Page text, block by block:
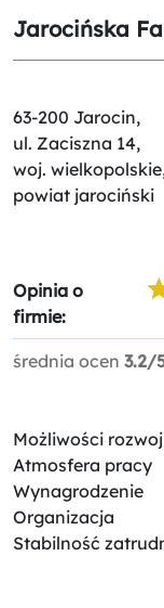
Jarocińska
63-200 Jarocin,
ul. Zaciszna 14,
woj. wielkopolskie,
powiat jarociński
Opinia o
firmie:
średnia ocen 3.2/
Możliwości
Atmosfera pracy
Wynagrodzenie
Organizacja
Stabilność